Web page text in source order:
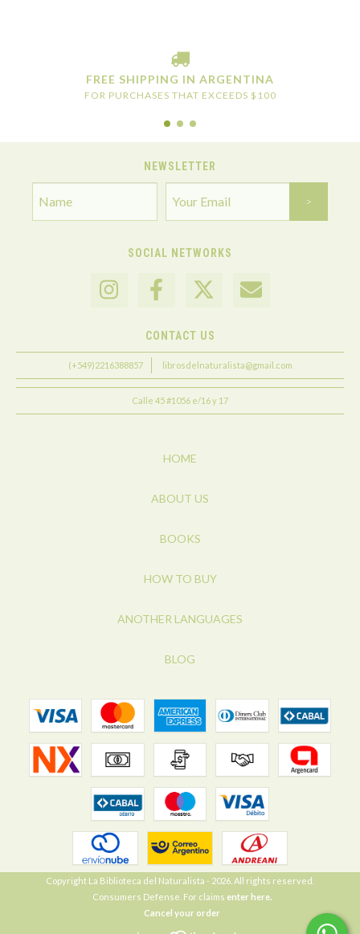
FREE SHIPPING IN ARGENTINA
FOR PURCHASES THAT EXCEEDS $100
NEWSLETTER
SOCIAL NETWORKS
CONTACT US
(+549)2216388857 librosdelnaturalista@gmail.com
Calle 45 #1056 e/16 y 17
HOME
ABOUT US
BOOKS
HOW TO BUY
ANOTHER LANGUAGES
BLOG
Copyright La Biblioteca del Naturalista - 2026. All rights reserved.
Consumers Defense. For claims enter here.
Cancel your order